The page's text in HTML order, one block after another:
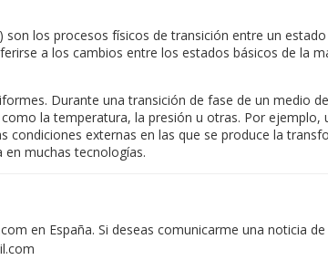
los procesos físicos de transición entre un
a los cambios entre los estados básicos de la
Durante una transición de fase de un medio
la temperatura, la presión u otras. Por ejemplo,
externas en las que se produce la
muchas tecnologías.
en España. Si deseas comunicarme una noticia